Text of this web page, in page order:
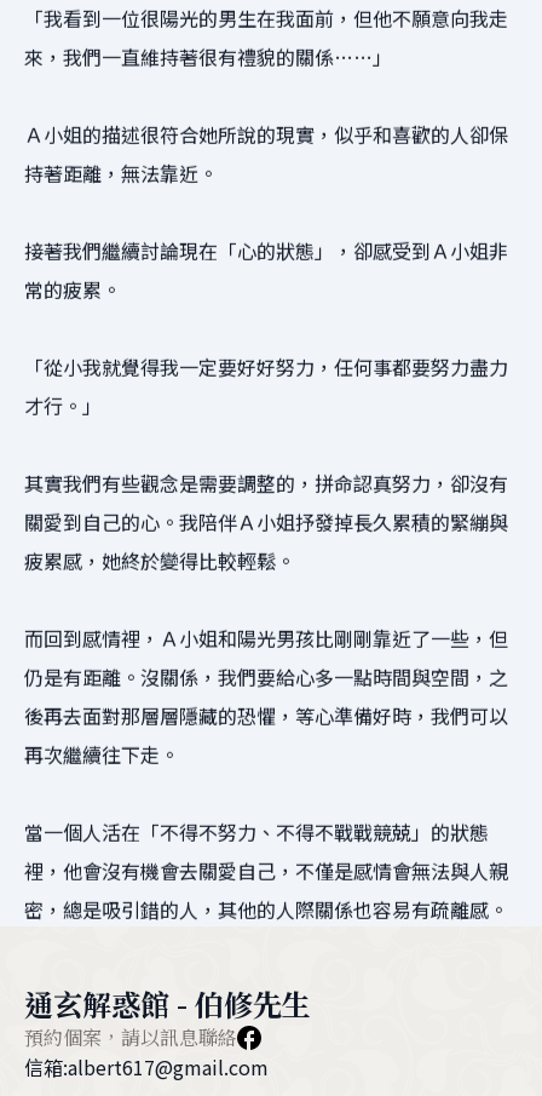
「我看到一位很陽光的男生在我面前，但他不願意向我走
來，我們一直維持著很有禮貌的關係……」
Ａ小姐的描述很符合她所說的現實，似乎和喜歡的人卻保
持著距離，無法靠近。
接著我們繼續討論現在「心的狀態」，卻感受到Ａ小姐非
常的疲累。
「從小我就覺得我一定要好好努力，任何事都要努力盡力
才行。」
其實我們有些觀念是需要調整的，拼命認真努力，卻沒有
關愛到自己的心。我陪伴Ａ小姐抒發掉長久累積的緊繃與
疲累感，她終於變得比較輕鬆。
而回到感情裡，Ａ小姐和陽光男孩比剛剛靠近了一些，但
仍是有距離。沒關係，我們要給心多一點時間與空間，之
後再去面對那層層隱藏的恐懼，等心準備好時，我們可以
再次繼續往下走。
當一個人活在「不得不努力、不得不戰戰競兢」的狀態
裡，他會沒有機會去關愛自己，不僅是感情會無法與人親
密，總是吸引錯的人，其他的人際關係也容易有疏離感。
通玄解惑館 - 伯修先生
預約個案，請以訊息聯絡
信箱:albert617@gmail.com